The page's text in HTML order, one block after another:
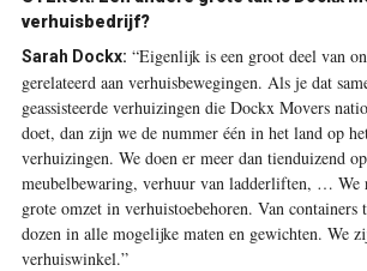
verhuisbedrijf?
Sarah Dockx: “Eigenlijk is een groot deel van
gerelateerd aan verhuisbewegingen. Als je dat
geassisteerde verhuizingen die Dockx Movers
doet, dan zijn we de nummer één in het land op
verhuizingen. We doen er meer dan tienduizend
meubelbewaring, verhuur van ladderliften, … We
grote omzet in verhuistoebehoren. Van containers
dozen in alle mogelijke maten en gewichten. We
verhuiswinkel.”